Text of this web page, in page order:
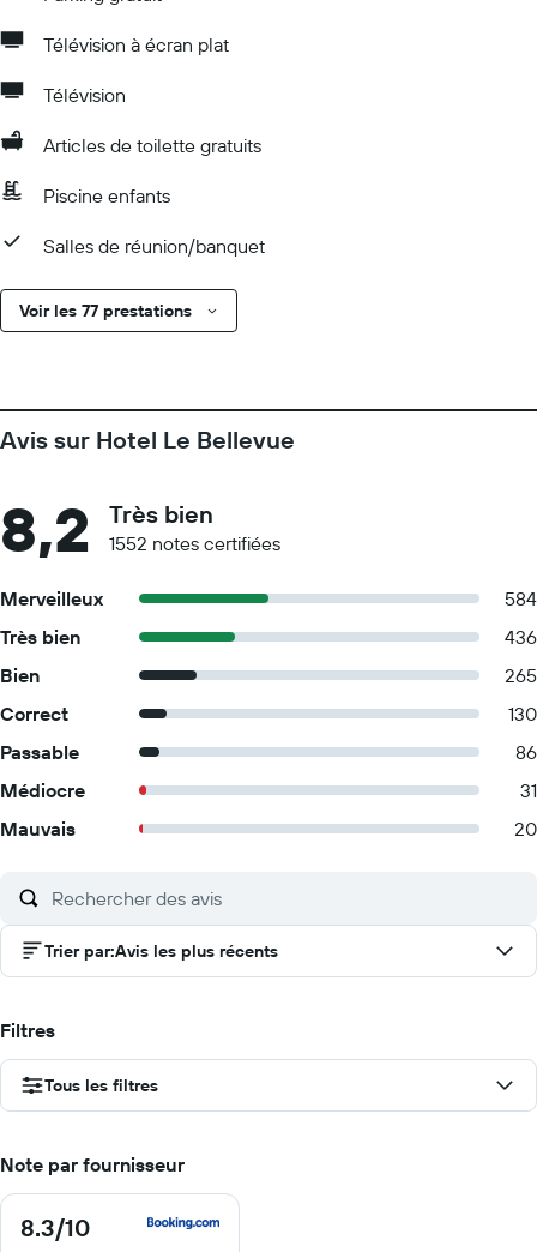
Télévision à écran plat
Télévision
Articles de toilette gratuits
Piscine enfants
Salles de réunion/banquet
Voir les 77 prestations
Avis sur Hotel Le Bellevue
8,2 Très bien
1552 notes certifiées
Merveilleux
584
Très bien
436
Bien
265
Correct
130
Passable
86
Médiocre
31
Mauvais
20
Trier par:Avis les plus récents
Filtres
Tous les filtres
Note par fournisseur
8.3/10
8.3